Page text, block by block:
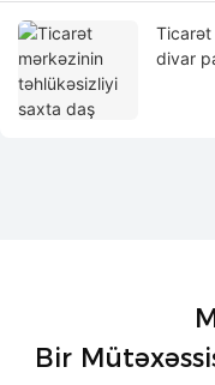
Ticarət
divar
Bir